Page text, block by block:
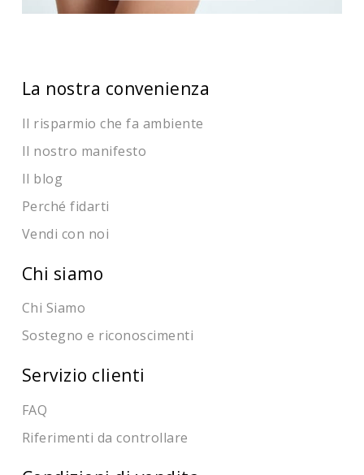
La nostra convenienza
Il risparmio che fa ambiente
Il nostro manifesto
Il blog
Perché fidarti
Vendi con noi
Chi siamo
Chi Siamo
Sostegno e riconoscimenti
Servizio clienti
FAQ
Riferimenti da controllare